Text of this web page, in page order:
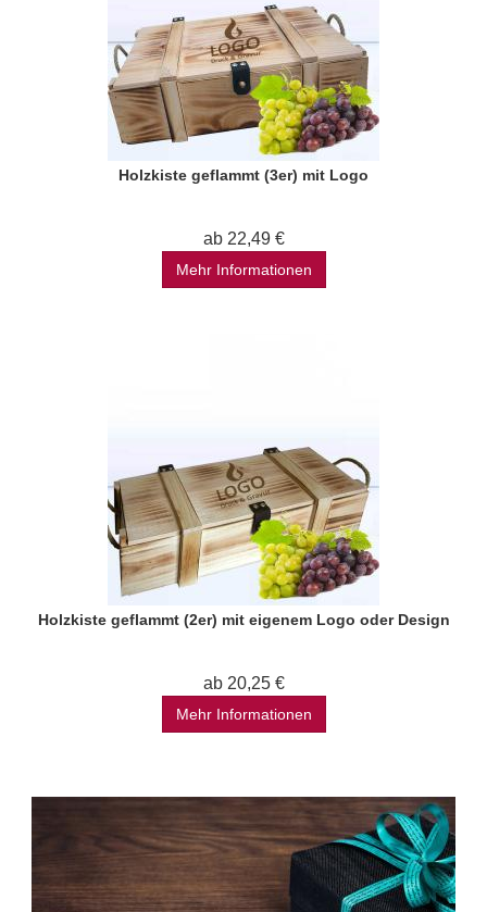
Holzkiste geflammt (3er) mit Logo
ab 22,49 €
Mehr Informationen
Holzkiste geflammt (2er) mit eigenem Logo oder Design
ab 20,25 €
Mehr Informationen